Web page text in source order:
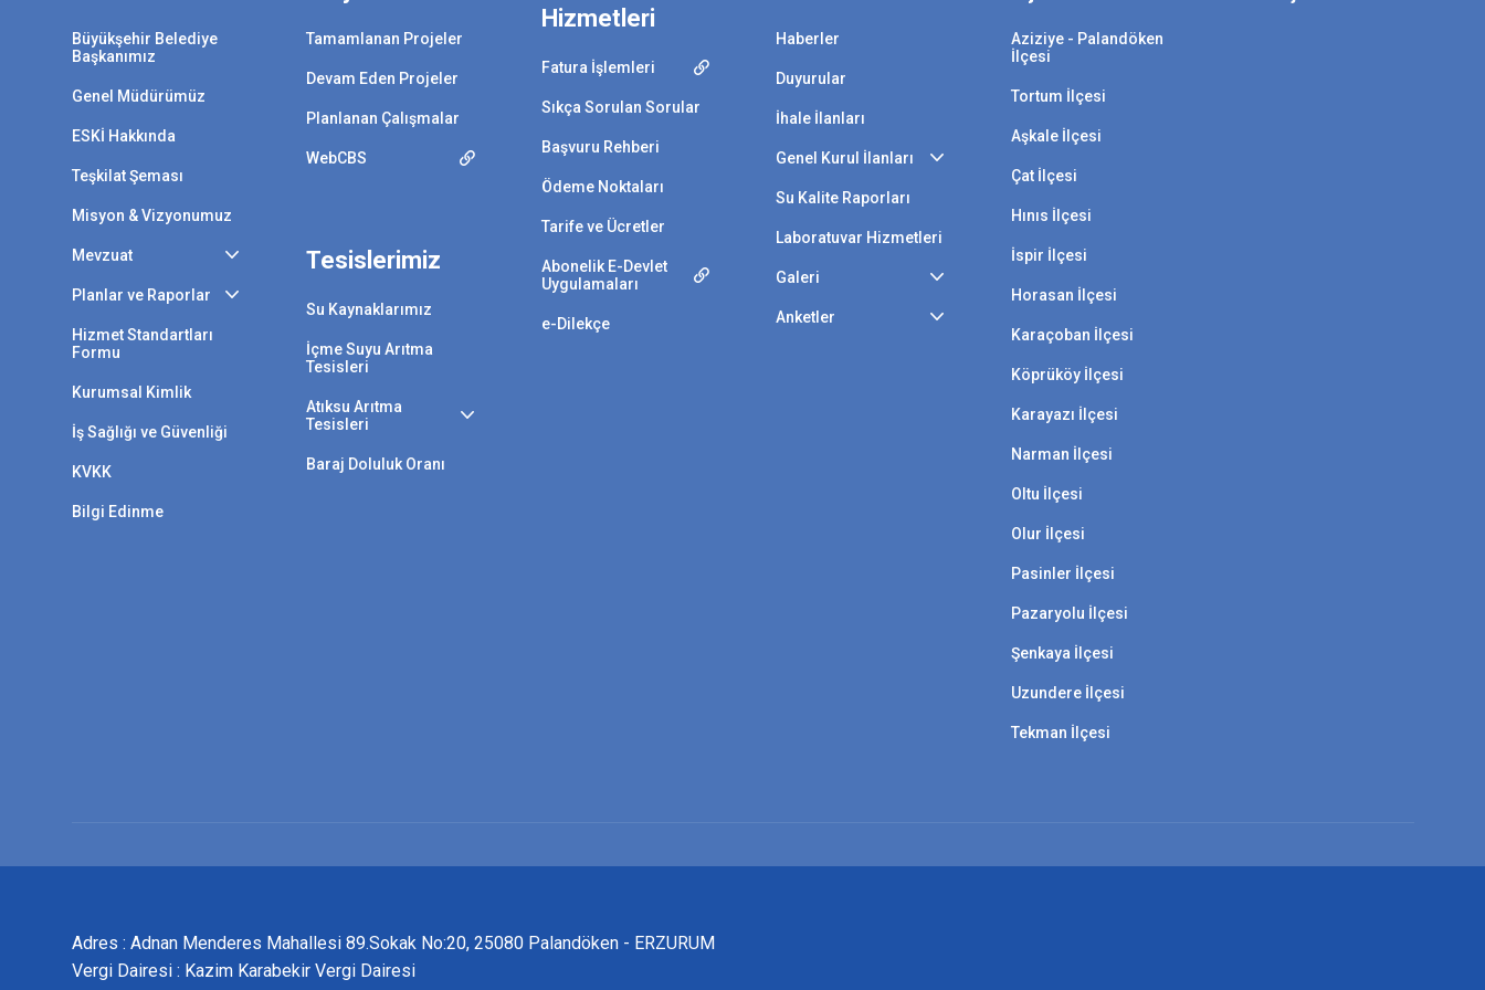
Büyükşehir Belediye
Başkanımız
Genel Müdürümüz
ESKİ Hakkında
Teşkilat Şeması
Misyon & Vizyonumuz
Mevzuat
Planlar ve Raporlar
Hizmet Standartları
Formu
Kurumsal Kimlik
İş Sağlığı ve Güvenliği
KVKK
Bilgi Edinme
Tamamlanan Projeler
Devam Eden Projeler
Planlanan Çalışmalar
WebCBS
Tesislerimiz
Su Kaynaklarımız
İçme Suyu Arıtma
Tesisleri
Atıksu Arıtma
Tesisleri
Baraj Doluluk Oranı
Hizmetleri
Fatura İşlemleri
Sıkça Sorulan Sorular
Başvuru Rehberi
Ödeme Noktaları
Tarife ve Ücretler
Abonelik E-Devlet
Uygulamaları
e-Dilekçe
Haberler
Duyurular
İhale İlanları
Genel Kurul İlanları
Su Kalite Raporları
Laboratuvar Hizmetleri
Galeri
Anketler
Aziziye - Palandöken
İlçesi
Tortum İlçesi
Aşkale İlçesi
Çat İlçesi
Hınıs İlçesi
İspir İlçesi
Horasan İlçesi
Karaçoban İlçesi
Köprüköy İlçesi
Karayazı İlçesi
Narman İlçesi
Oltu İlçesi
Olur İlçesi
Pasinler İlçesi
Pazaryolu İlçesi
Şenkaya İlçesi
Uzundere İlçesi
Tekman İlçesi
Adres : Adnan Menderes Mahallesi 89.Sokak No:20, 25080 Palandöken - ERZURUM
Vergi Dairesi : Kazim Karabekir Vergi Dairesi